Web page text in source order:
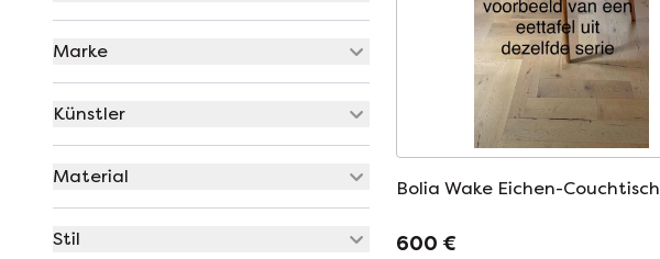
Marke
Künstler
Material
Stil
Bolia Wake Eichen-Couchtisch
600 €